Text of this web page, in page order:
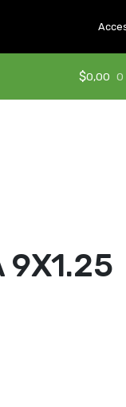
$0,00 0
9X1.25